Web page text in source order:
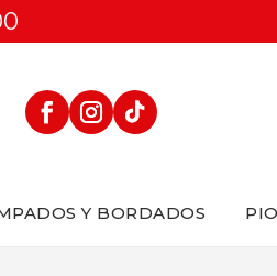
Y BORDADOS